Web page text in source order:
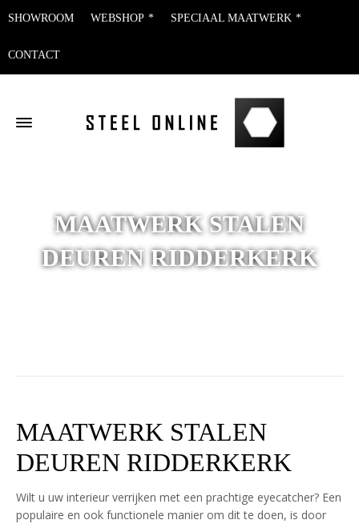
SHOWROOM WEBSHOP SPECIAAL MAATWERK
CONTACT
MAATWERK STALEN
DEUREN RIDDERKERK
MAATWERK STALEN
DEUREN RIDDERKERK
Wilt u uw interieur verrijken met een prachtige eyecatcher? Een
populaire en ook functionele manier om dit te doen, is door